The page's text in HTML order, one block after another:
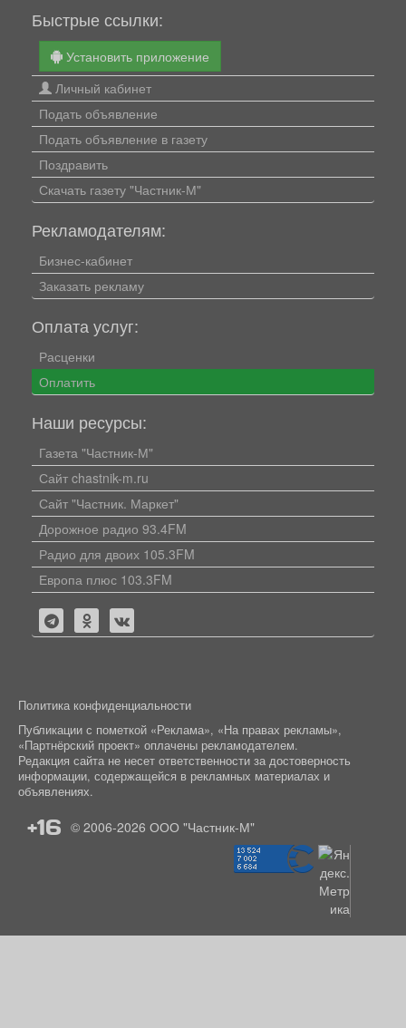
Быстрые ссылки:
Установить приложение
Личный кабинет
Подать объявление
Подать объявление в газету
Поздравить
Скачать газету "Частник-М"
Рекламодателям:
Бизнес-кабинет
Заказать рекламу
Оплата услуг:
Расценки
Оплатить
Наши ресурсы:
Газета "Частник-М"
Сайт chastnik-m.ru
Сайт "Частник. Маркет"
Дорожное радио 93.4FM
Радио для двоих 105.3FM
Европа плюс 103.3FM
Политика конфиденциальности
Публикации с пометкой «Реклама», «На правах рекламы»,
«Партнёрский проект» оплачены рекламодателем.
Редакция сайта не несет ответственности за достоверность
информации, содержащейся в рекламных материалах и
объявлениях.
+16 © 2006-2026 ООО "Частник-М"